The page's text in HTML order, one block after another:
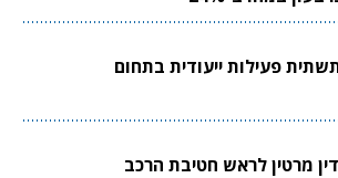
ייעודית בתחום
לראש חטיבת הרכב